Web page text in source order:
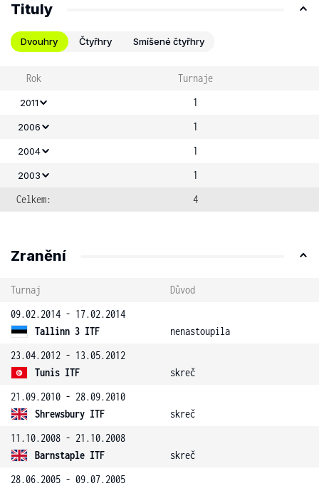
Tituly
Dvouhry Čtyřhry Smíšené čtyřhry
Rok Turnaje
2011 1
2006 1
2004 1
2003
1
Celkem:
4
Zranění
Turnaj
Důvod
09.02.2014 - 17.02.2014
Tallinn 3 ITF
nenastoupila
23.04.2012 - 13.05.2012
Tunis ITF
skreč
21.09.2010 - 28.09.2010
Shrewsbury ITF
skreč
11.10.2008 - 21.10.2008
Barnstaple ITF
skreč
28.06.2005 - 09.07.2005